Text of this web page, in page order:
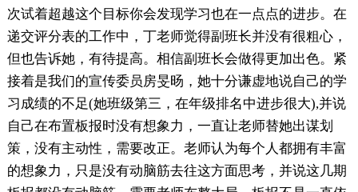
次试着超越这个目标你会发现学习也在一点点的进步。在
递交评分表的工作中，丁老师觉得副班长并没有很粗心，
但也告诉她，有待提高。相信副班长会做得更加出色。紧
接着是我们的宣传委员房旻旸，她十分谦虚地说自己的学
习成绩的不足(她班级第三，在年级排名中进步很大),并说
自己在布置板报时没有想象力，一直让老师替她出谋划
策，没有主动性，需要改正。老师认为每个人都拥有丰富
的想象力，只是没有动脑筋去往这方面思考，并说这几期